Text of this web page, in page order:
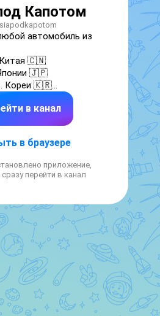
Капотом
автомобиль из
Китая 🇨🇳
🇯🇵
Кореи 🇰🇷
8 800 220 9999
@asiapodkapotom
в канал
в браузере
приложение,
перейти в канал